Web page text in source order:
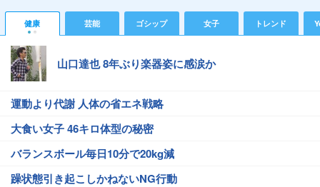
健康 芸能 ゴシップ 女子 トレンド
山口達也 8年ぶり楽器姿に感涙か
運動より代謝 人体の省エネ戦略
大食い女子 46キロ体型の秘密
バランスボール毎日10分で20kg減
躁状態引き起こしかねないNG行動